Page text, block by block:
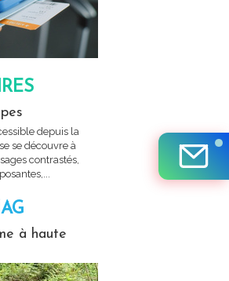
depuis la
se découvre à
contrastés,
à haute